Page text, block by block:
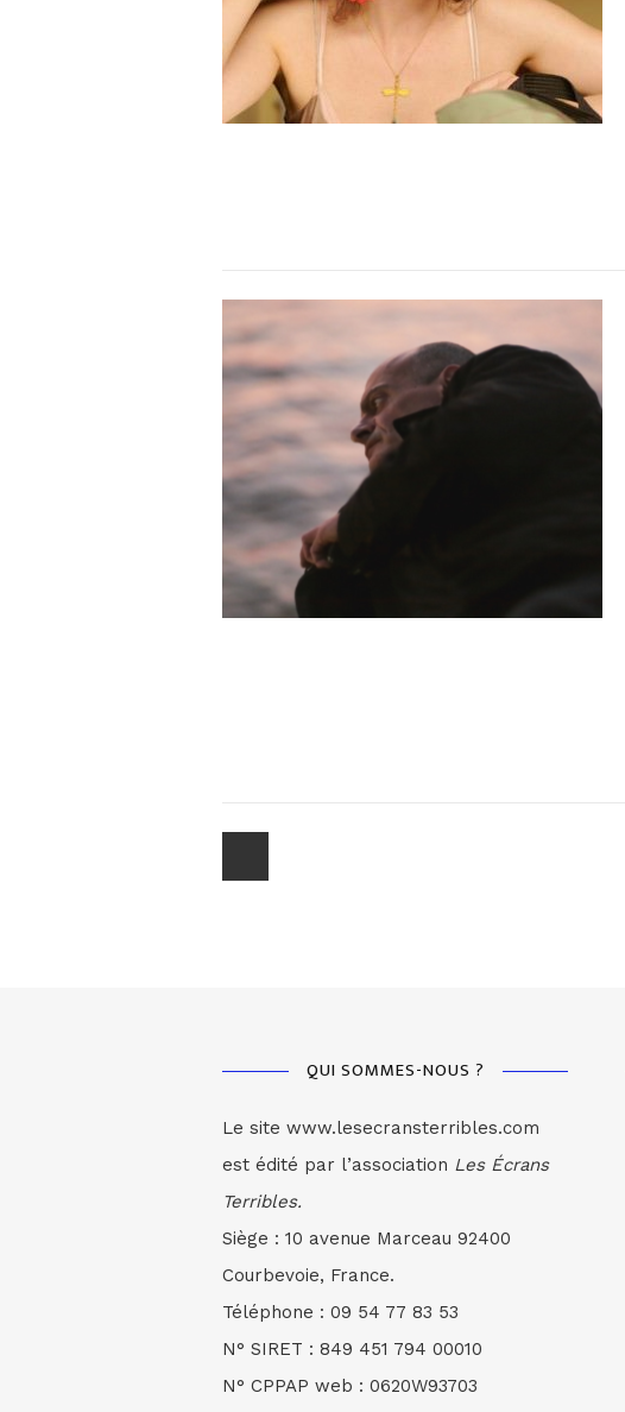
QUI SOMMES-NOUS ?
Le site www.lesecransterribles.com
est édité par l’association Les Écrans
Terribles.
Siège : 10 avenue Marceau 92400
Courbevoie, France.
Téléphone : 09 54 77 83 53
N° SIRET : 849 451 794 00010
N° CPPAP web : 0620W93703